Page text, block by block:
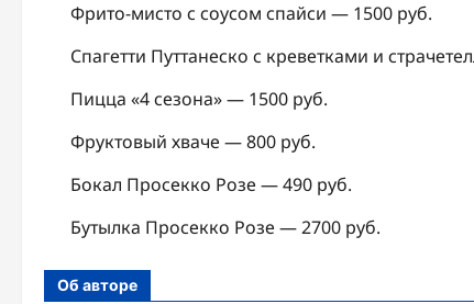
Фрито-мисто с соусом спайси — 1500 руб.
Спагетти Путтанеско с креветками и
Пицца «4 сезона» — 1500 руб.
Фруктовый хваче — 800 руб.
Бокал Просекко Розе — 490 руб.
Бутылка Просекко Розе — 2700 руб.
Об авторе